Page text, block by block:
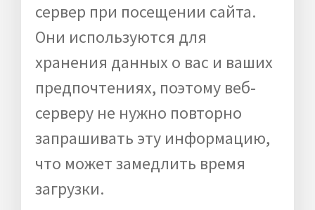
сервер при посещении сайта.
Они используются для
хранения данных о вас и ваших
предпочтениях, поэтому веб-
серверу не нужно повторно
запрашивать эту информацию,
что может замедлить время
загрузки.